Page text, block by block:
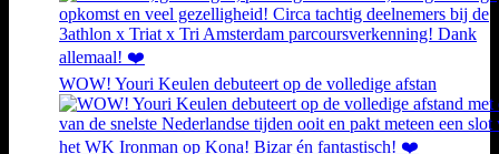
WOW! Youri Keulen debuteert op de volledige afstan